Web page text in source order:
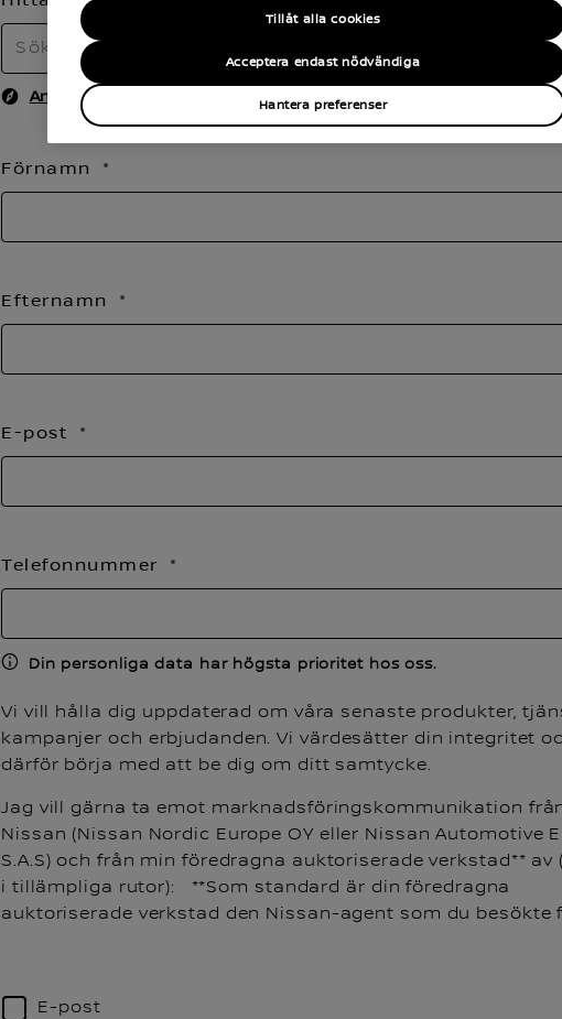
Använd min nuvarande plats
Förnamn
Efternamn
E-post
Telefonnummer
Din personliga data har högsta prioritet hos oss.
Vi vill hålla dig uppdaterad om våra senaste produkter,
kampanjer och erbjudanden. Vi värdesätter din integritet
därför börja med att be dig om ditt samtycke.
Jag vill gärna ta emot marknadsföringskommunikation
Nissan (Nissan Nordic Europe OY eller Nissan Automotive
S.A.S) och från min föredragna auktoriserade verkstad** av
i tillämpliga rutor): **Som standard är din föredragna
auktoriserade verkstad den Nissan-agent som du besökte
E-post
Hantera preferenser
Acceptera endast nödvändiga
Tillåt alla cookies